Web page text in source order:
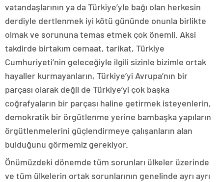
vatandaşlarının ya da Türkiye’yle bağı olan herkesin
derdiyle dertlenmek iyi kötü gününde onunla birlikte
olmak ve sorununa temas etmek çok önemli. Aksi
takdirde birtakım cemaat, tarikat, Türkiye
Cumhuriyeti’nin geleceğiyle ilgili sizinle bizimle ortak
hayaller kurmayanların, Türkiye’yi Avrupa’nın bir
parçası olarak değil de Türkiye’yi çok başka
coğrafyaların bir parçası haline getirmek isteyenlerin,
demokratik bir örgütlenme yerine bambaşka yapıların
örgütlenmelerini güçlendirmeye çalışanların alan
bulduğunu görmemiz gerekiyor.
Önümüzdeki dönemde tüm sorunları ülkeler üzerinde
ve tüm ülkelerin ortak sorunlarının genelinde ayrı ayrı